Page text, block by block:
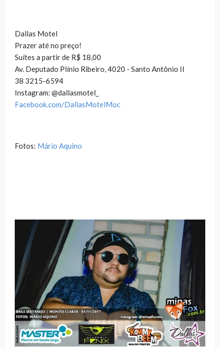
Dallas Motel
Prazer até no preço!
Suítes a partir de R$ 18,00
Av. Deputado Plínio Ribeiro, 4020 - Santo Antônio II
38 3215-6594
Instagram: @dallasmotel_
Facebook.com/DallasMotelMoc
Fotos: Mário Aquino